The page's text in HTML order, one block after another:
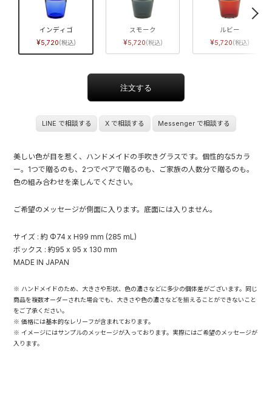
インディゴ
5,720
スモーク
5,720
ルビー
5,720
LINE で相談する X で相談する Messenger で相談する
美しい色が目を惹く、ハンドメイドの手吹きグラスです。個性的な5カラ
ー。1つで贈るのも、2つでペアで贈るのも、ご家族の人数分で贈るのも。
色の組み合わせを楽しんでください。
ご希望のメッセージが側面に入ります。底面には入りません。
サイズ : 約 Φ74 x H99 mm (285 mL)
ボックス : 約95 x 95 x 130 mm
MADE IN JAPAN
※ ハンドメイドのため、大きさや形状、色の濃さなどに多少の個体差がございます。同じ
商品を複数オーダーされた場合でも、大きさや色の濃さなどを揃えることができないこと
をご了承ください。
※ 価格には基本的なレリーフが含まれております。
※ イメージにはサンプルのメッセージが入っております。実際にはご希望のメッセージが
入ります。